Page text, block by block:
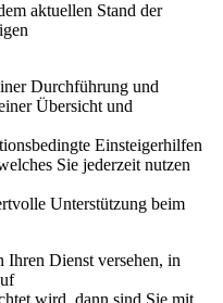
aktuellen Stand der
Durchführung und
Übersicht und
Einsteigerhilfen
Sie jederzeit nutzen
Unterstützung beim
Ihren Dienst versehen, in